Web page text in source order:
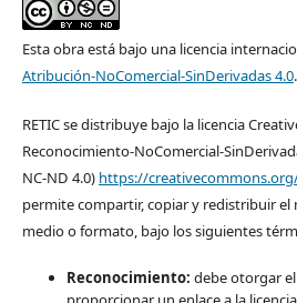
Esta obra está bajo una licencia
Atribución-NoComercial-SinDerivadas 4.0.
RETIC se distribuye bajo la licencia
Reconocimiento-NoComercial-
NC-ND 4.0) https://
permite compartir, copiar y redistribuir el
medio o formato, bajo los siguientes
Reconocimiento: debe otorgar